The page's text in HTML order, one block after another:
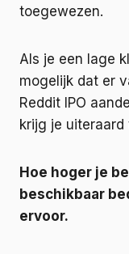
toegewezen.
Als je een lage
mogelijk dat er
Reddit IPO
krijg je uiteraard
Hoe hoger je
beschikbaar
ervoor.